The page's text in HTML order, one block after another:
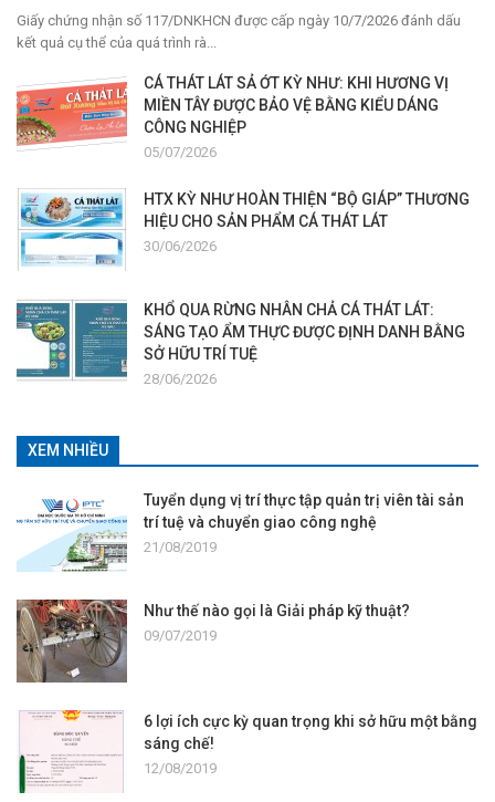
Giấy chứng nhận số 117/DNKHCN được cấp ngày 10/7/2026 đánh dấu
kết quả cụ thể của quá trình rà...
CÁ THÁT LÁT SẢ ỚT KỲ NHƯ: KHI HƯƠNG VỊ
MIỀN TÂY ĐƯỢC BẢO VỆ BẰNG KIỂU DÁNG
CÔNG NGHIỆP
05/07/2026
HTX KỲ NHƯ HOÀN THIỆN “BỘ GIÁP” THƯƠNG
HIỆU CHO SẢN PHẨM CÁ THÁT LÁT
30/06/2026
KHỔ QUA RỪNG NHÂN CHẢ CÁ THÁT LÁT:
SÁNG TẠO ẨM THỰC ĐƯỢC ĐỊNH DANH BẰNG
SỞ HỮU TRÍ TUỆ
28/06/2026
XEM NHIỀU
Tuyển dụng vị trí thực tập quản trị viên tài sản
trí tuệ và chuyển giao công nghệ
21/08/2019
Như thế nào gọi là Giải pháp kỹ thuật?
09/07/2019
6 lợi ích cực kỳ quan trọng khi sở hữu một bằng
sáng chế!
12/08/2019